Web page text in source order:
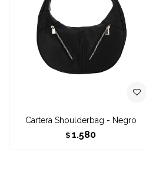
Cartera Shoulderbag - Negro
$ 1.580